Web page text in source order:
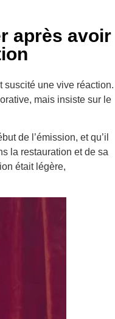
après avoir
une vive réaction.
mais insiste sur le
de l’émission, et qu’il
la restauration et de sa
était légère,